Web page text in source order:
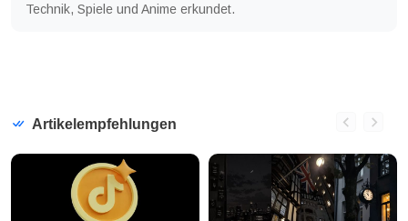
Technik, Spiele und Anime erkundet.
Artikelempfehlungen